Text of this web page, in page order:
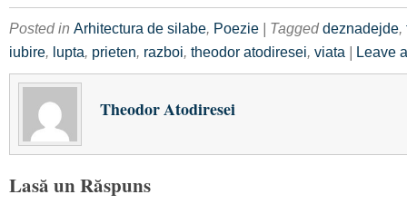
Posted in Arhitectura de silabe, Poezie | Taggeddeznadejde,
iubire, lupta, prieten, razboi, theodor atodiresei, viata | Leave
Theodor Atodiresei
Lasă un Răspuns